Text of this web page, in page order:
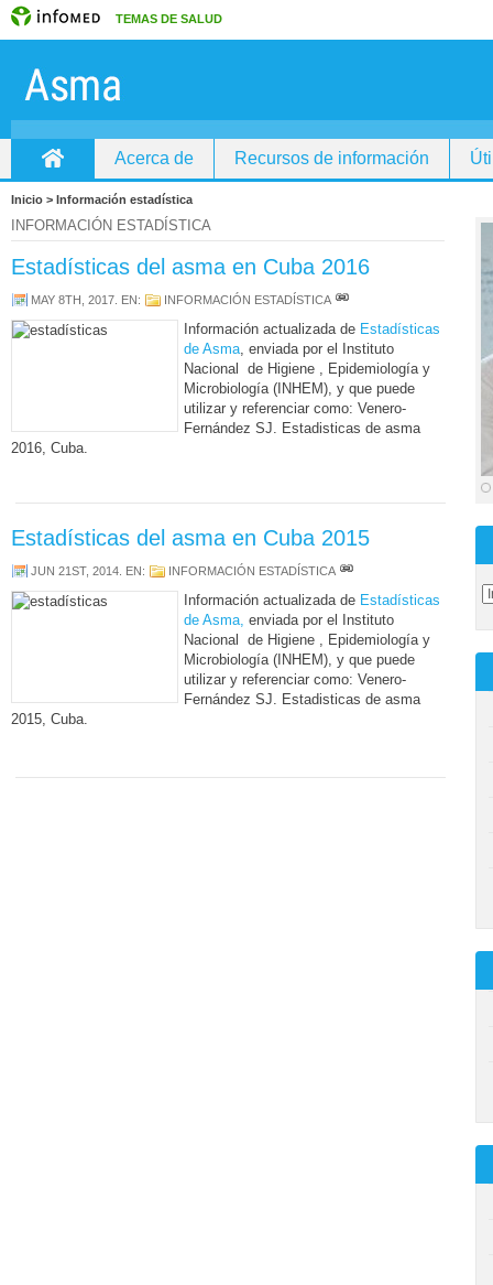
TEMAS DE SALUD
Acerca de Recursos de información
Inicio > Información estadística
INFORMACIÓN ESTADÍSTICA
Estadísticas del asma en Cuba 2016
MAY 8TH, 2017 . EN: INFORMACIÓN ESTADÍSTICA
Información actualizada de Estadísticas
de Asma, enviada por el Instituto
Nacional de Higiene , Epidemiología y
Microbiología (INHEM), y que puede
utilizar y referenciar como: Venero-
Fernández SJ. Estadisticas de asma
2016, Cuba.
Estadísticas del asma en Cuba 2015
JUN 21ST, 2014 . EN: INFORMACIÓN ESTADÍSTICA
Información actualizada de Estadísticas
de Asma, enviada por el Instituto
Nacional de Higiene , Epidemiología y
Microbiología (INHEM), y que puede
utilizar y referenciar como: Venero-
Fernández SJ. Estadisticas de asma
2015, Cuba.